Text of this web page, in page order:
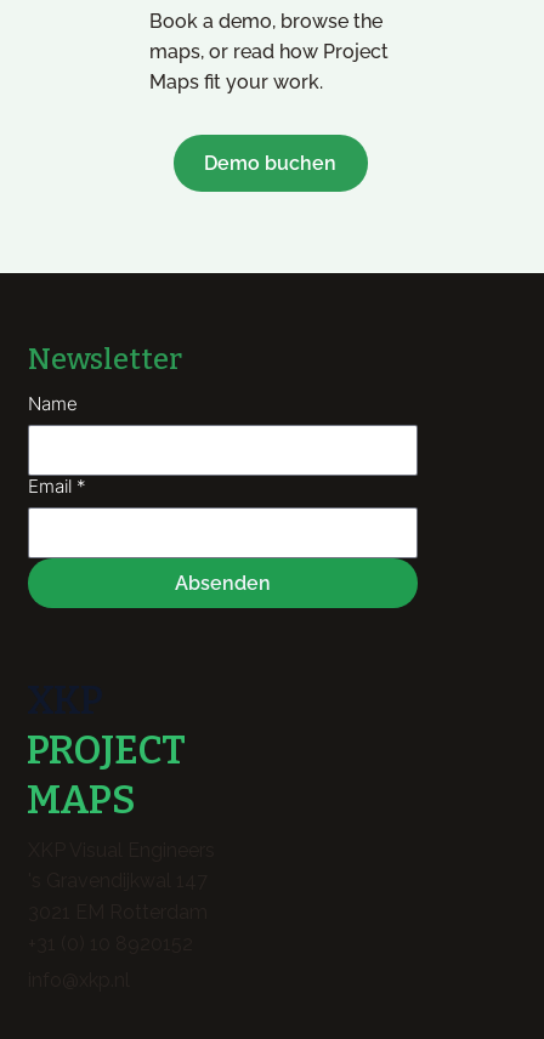
Book a demo, browse the
maps, or read how Project
Maps fit your work.
Demo buchen
PROJECT
MAPS
Newsletter
Name
Email *
Absenden